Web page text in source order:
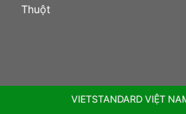
Thuột
VIETSTANDARD VIỆT